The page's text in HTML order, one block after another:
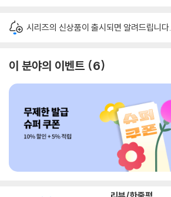
시리즈의 신상품이 출시되면 알려드립니다.
이 분야의 이벤트 6